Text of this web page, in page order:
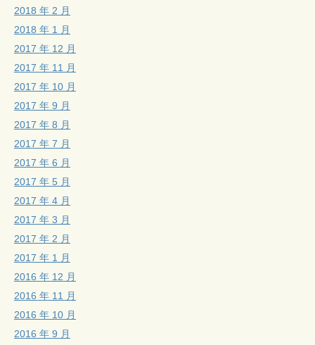
2018 年 2 月
2018 年 1 月
2017 年 12 月
2017 年 11 月
2017 年 10 月
2017 年 9 月
2017 年 8 月
2017 年 7 月
2017 年 6 月
2017 年 5 月
2017 年 4 月
2017 年 3 月
2017 年 2 月
2017 年 1 月
2016 年 12 月
2016 年 11 月
2016 年 10 月
2016 年 9 月